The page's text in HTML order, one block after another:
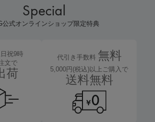
Special
公式オンラインショップ限定特典
祝9時
文で
荷
代引き手数料 無料
5,000円(税込)以上ご購入で
送料無料